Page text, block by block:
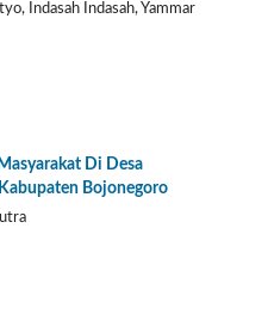
Indasah Indasah, Yammar
Di Desa
Bojonegoro